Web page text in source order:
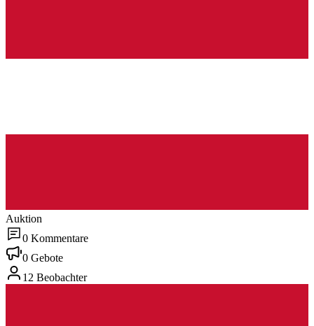
Auktion
0 Kommentare
0 Gebote
12 Beobachter